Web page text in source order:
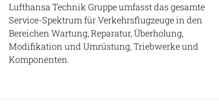
Lufthansa Technik Gruppe umfasst das gesamte
Service-Spektrum für Verkehrsflugzeuge in den
Bereichen Wartung, Reparatur, Überholung,
Modifikation und Umrüstung, Triebwerke und
Komponenten.